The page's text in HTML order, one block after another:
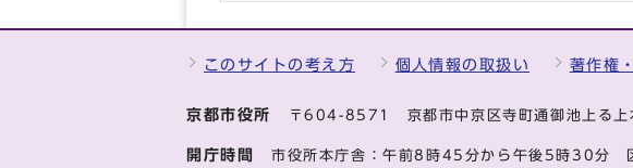
このサイトの考え方 個人情報の取扱い 著作権
京都市役所 〒604-8571 京都市中京区寺町通御池上る
開庁時間 市役所本庁舎：午前8時45分から午後5時30分